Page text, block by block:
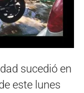
sucedió en
este lunes